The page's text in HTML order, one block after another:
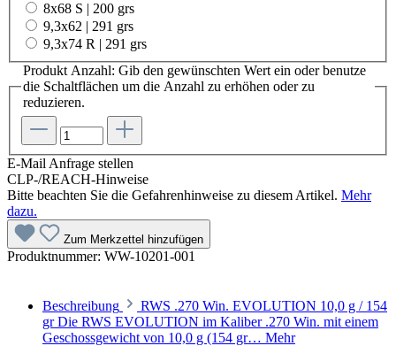
8x68 S | 200 grs
9,3x62 | 291 grs
9,3x74 R | 291 grs
Produkt Anzahl: Gib den gewünschten Wert ein oder benutze
die Schaltflächen um die Anzahl zu erhöhen oder zu
reduzieren.
E-Mail Anfrage stellen
CLP-/REACH-Hinweise
Bitte beachten Sie die Gefahrenhinweise zu diesem Artikel. Mehr
dazu.
Zum Merkzettel hinzufügen
Produktnummer: WW-10201-001
Beschreibung
RWS .270 Win. EVOLUTION 10,0 g / 154
gr Die RWS EVOLUTION im Kaliber .270 Win. mit einem
Geschossgewicht von 10,0 g (154 gr… Mehr